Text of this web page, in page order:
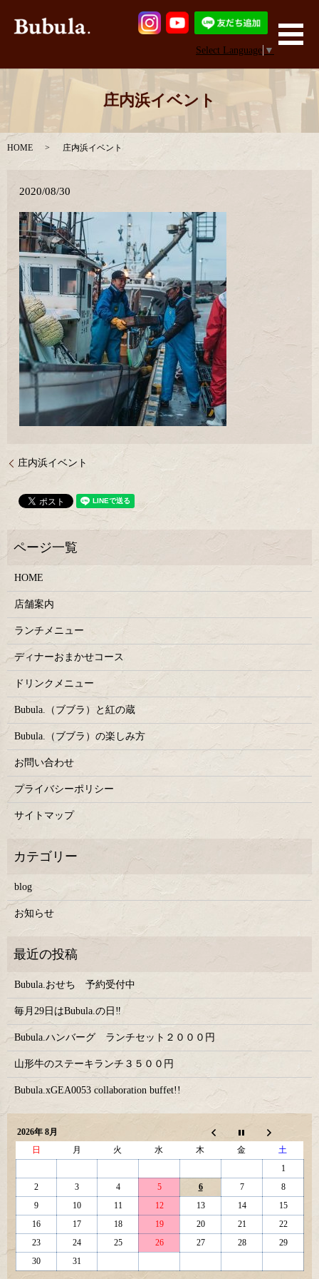
Select Language ▼
メ
庄内浜イベント
HOME 庄内浜イベント
2020/08/30
庄内浜イベント
HOME
店舗案内
ランチメニュー
ディナーおまかせコース
ドリンクメニュー
Bubula.（ブブラ）と紅の蔵
Bubula.（ブブラ）の楽しみ方
お問い合わせ
プライバシーポリシー
サイトマップ
blog
お知らせ
Bubula.おせち 予約受付中
毎月29日はBubula.の日‼
Bubula.ハンバーグ ランチセット２０００円
山形牛のステーキランチ３５００円
Bubula.xGEA0053 collaboration buffet!!
2026年 8月
日
月 火 水 木 金
土
1
2
3 4 5 6 7
8
9
10 11 12 13 14
15
16
17 18 19 20 21
22
23
24 25 26 27 28
29
30
31